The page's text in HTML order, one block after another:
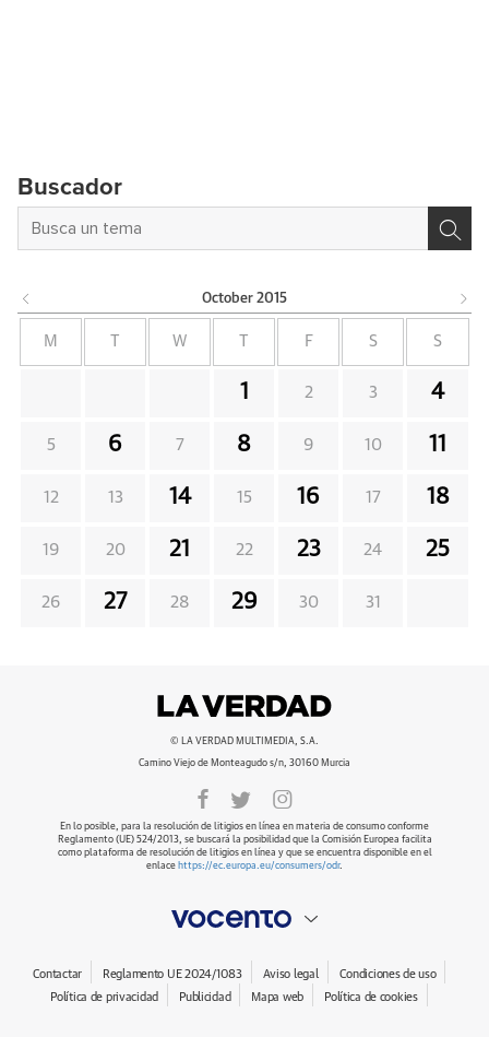
Buscador
October 2015
M W F S S
1 2 3 4
5 6 7 8 9 10 11
12 13 14 15 16 17 18
19 20 21 22 23 24 25
26 27 28 29 30 31
© LA VERDAD MULTIMEDIA, S.A.
Camino Viejo de Monteagudo s/n, 30160 Murcia
En lo posible, para la resolución de litigios en línea en materia de consumo conforme
Reglamento (UE) 524/2013, se buscará la posibilidad que la Comisión Europea facilita
como plataforma de resolución de litigios en línea y que se encuentra disponible en el
enlace https://ec.europa.eu/consumers/odr.
Contactar Reglamento UE 2024/1083 Aviso legal
Condiciones de uso
Política de privacidad
Publicidad Mapa web Política de cookies